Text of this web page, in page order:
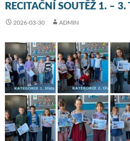
RECITAČNÍ SOUTĚŽ 1. – 3.
2026-03-30 ADMIN